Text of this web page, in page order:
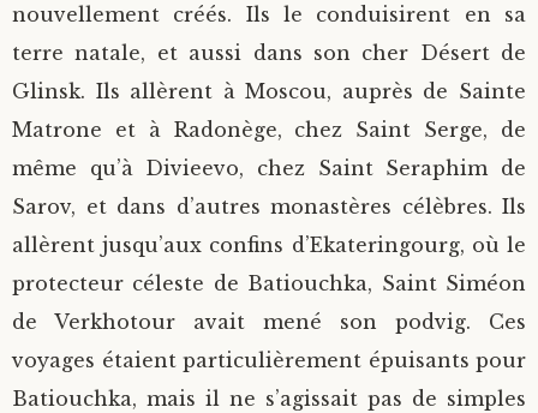
nouvellement créés. Ils le conduisirent en sa
terre natale, et aussi dans son cher Désert de
Glinsk. Ils allèrent à Moscou, auprès de Sainte
Matrone et à Radonège, chez Saint Serge, de
même qu’à Divieevo, chez Saint Seraphim de
Sarov, et dans d’autres monastères célèbres. Ils
allèrent jusqu’aux confins d’Ekateringourg, où le
protecteur céleste de Batiouchka, Saint Siméon
de Verkhotour avait mené son podvig. Ces
voyages étaient particulièrement épuisants pour
Batiouchka, mais il ne s’agissait pas de simples